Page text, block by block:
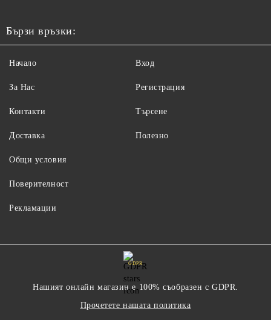
Бързи връзки:
Начало
За Нас
Контакти
Доставка
Вход
Регистрация
Търсене
Полезно
Общи условия
Поверителност
Рекламации
GDPR
Нашият онлайн магазин е 100% съобразен с GDPR.
Прочетете нашата политика